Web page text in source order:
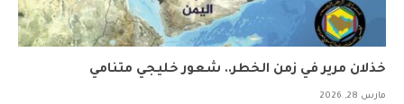
خذلان مرير في زمن الخطر.. شعور خليجي متنامي
مارس 28, 2026